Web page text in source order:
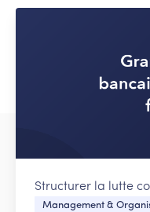
Structurer la lutte
Management &